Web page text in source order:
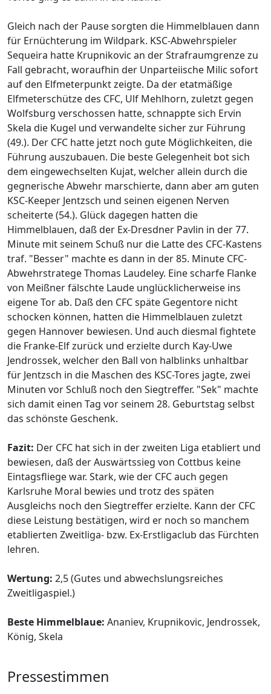
Gleich nach der Pause sorgten die Himmelblauen dann
für Ernüchterung im Wildpark. KSC-Abwehrspieler
Sequeira hatte Krupnikovic an der Strafraumgrenze zu
Fall gebracht, woraufhin der Unparteiische Milic sofort
auf den Elfmeterpunkt zeigte. Da der etatmäßige
Elfmeterschütze des CFC, Ulf Mehlhorn, zuletzt gegen
Wolfsburg verschossen hatte, schnappte sich Ervin
Skela die Kugel und verwandelte sicher zur Führung
(49.). Der CFC hatte jetzt noch gute Möglichkeiten, die
Führung auszubauen. Die beste Gelegenheit bot sich
dem eingewechselten Kujat, welcher allein durch die
gegnerische Abwehr marschierte, dann aber am guten
KSC-Keeper Jentzsch und seinen eigenen Nerven
scheiterte (54.). Glück dagegen hatten die
Himmelblauen, daß der Ex-Dresdner Pavlin in der 77.
Minute mit seinem Schuß nur die Latte des CFC-Kastens
traf. "Besser" machte es dann in der 85. Minute CFC-
Abwehrstratege Thomas Laudeley. Eine scharfe Flanke
von Meißner fälschte Laude unglücklicherweise ins
eigene Tor ab. Daß den CFC späte Gegentore nicht
schocken können, hatten die Himmelblauen zuletzt
gegen Hannover bewiesen. Und auch diesmal fightete
die Franke-Elf zurück und erzielte durch Kay-Uwe
Jendrossek, welcher den Ball von halblinks unhaltbar
für Jentzsch in die Maschen des KSC-Tores jagte, zwei
Minuten vor Schluß noch den Siegtreffer. "Sek" machte
sich damit einen Tag vor seinem 28. Geburtstag selbst
das schönste Geschenk.
Fazit: Der CFC hat sich in der zweiten Liga etabliert und
bewiesen, daß der Auswärtssieg von Cottbus keine
Eintagsfliege war. Stark, wie der CFC auch gegen
Karlsruhe Moral bewies und trotz des späten
Ausgleichs noch den Siegtreffer erzielte. Kann der CFC
diese Leistung bestätigen, wird er noch so manchem
etablierten Zweitliga- bzw. Ex-Erstligaclub das Fürchten
lehren.
Wertung: 2,5 (Gutes und abwechslungsreiches
Zweitligaspiel.)
Beste Himmelblaue: Ananiev, Krupnikovic, Jendrossek,
König, Skela
Pressestimmen